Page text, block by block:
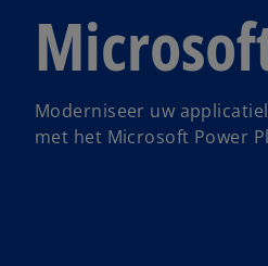
Moderniseer uw
met het Microsoft Power